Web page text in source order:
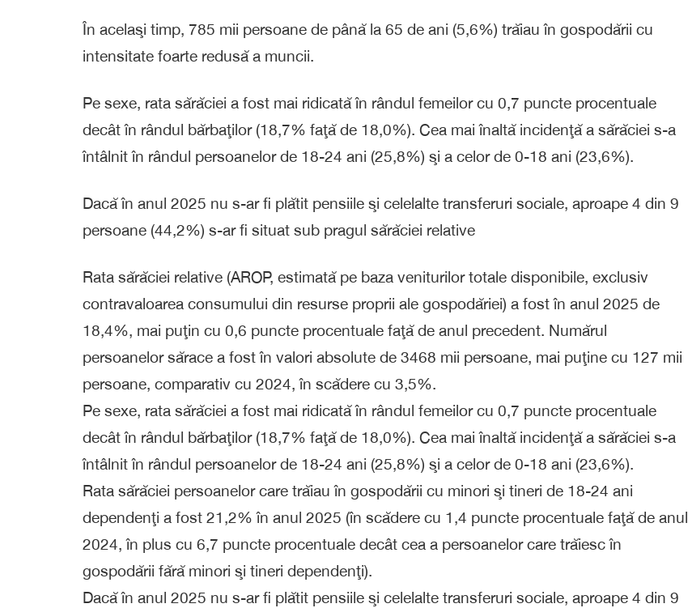
În acelaşi timp, 785 mii persoane de până la 65 de ani (5,6%) trăiau în gospodării cu
intensitate foarte redusă a muncii.
Pe sexe, rata sărăciei a fost mai ridicată în rândul femeilor cu 0,7 puncte procentuale
decât în rândul bărbaţilor (18,7% faţă de 18,0%). Cea mai înaltă incidenţă a sărăciei s-a
întâlnit în rândul persoanelor de 18-24 ani (25,8%) şi a celor de 0-18 ani (23,6%).
Dacă în anul 2025 nu s-ar fi plătit pensiile şi celelalte transferuri sociale, aproape 4 din 9
persoane (44,2%) s-ar fi situat sub pragul sărăciei relative
Rata sărăciei relative (AROP, estimată pe baza veniturilor totale disponibile, exclusiv
contravaloarea consumului din resurse proprii ale gospodăriei) a fost în anul 2025 de
18,4%, mai puţin cu 0,6 puncte procentuale faţă de anul precedent. Numărul
persoanelor sărace a fost în valori absolute de 3468 mii persoane, mai puţine cu 127 mii
persoane, comparativ cu 2024, în scădere cu 3,5%.
Pe sexe, rata sărăciei a fost mai ridicată în rândul femeilor cu 0,7 puncte procentuale
decât în rândul bărbaţilor (18,7% faţă de 18,0%). Cea mai înaltă incidenţă a sărăciei s-a
întâlnit în rândul persoanelor de 18-24 ani (25,8%) şi a celor de 0-18 ani (23,6%).
Rata sărăciei persoanelor care trăiau în gospodării cu minori şi tineri de 18-24 ani
dependenţi a fost 21,2% în anul 2025 (în scădere cu 1,4 puncte procentuale faţă de anul
2024, în plus cu 6,7 puncte procentuale decât cea a persoanelor care trăiesc în
gospodării fără minori şi tineri dependenţi).
Dacă în anul 2025 nu s-ar fi plătit pensiile şi celelalte transferuri sociale, aproape 4 din 9